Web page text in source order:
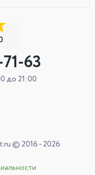
63
до 21:00
© 2016 - 2026